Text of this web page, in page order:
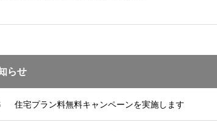
らせ
住宅プラン料無料キャンペーンを実施します